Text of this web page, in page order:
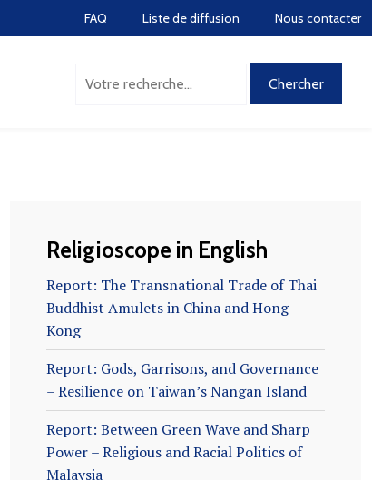
FAQ Liste de diffusion Nous contacter
Religioscope in English
Report: The Transnational Trade of Thai
Buddhist Amulets in China and Hong
Kong
Report: Gods, Garrisons, and Governance
– Resilience on Taiwan’s Nangan Island
Report: Between Green Wave and Sharp
Power – Religious and Racial Politics of
Malaysia